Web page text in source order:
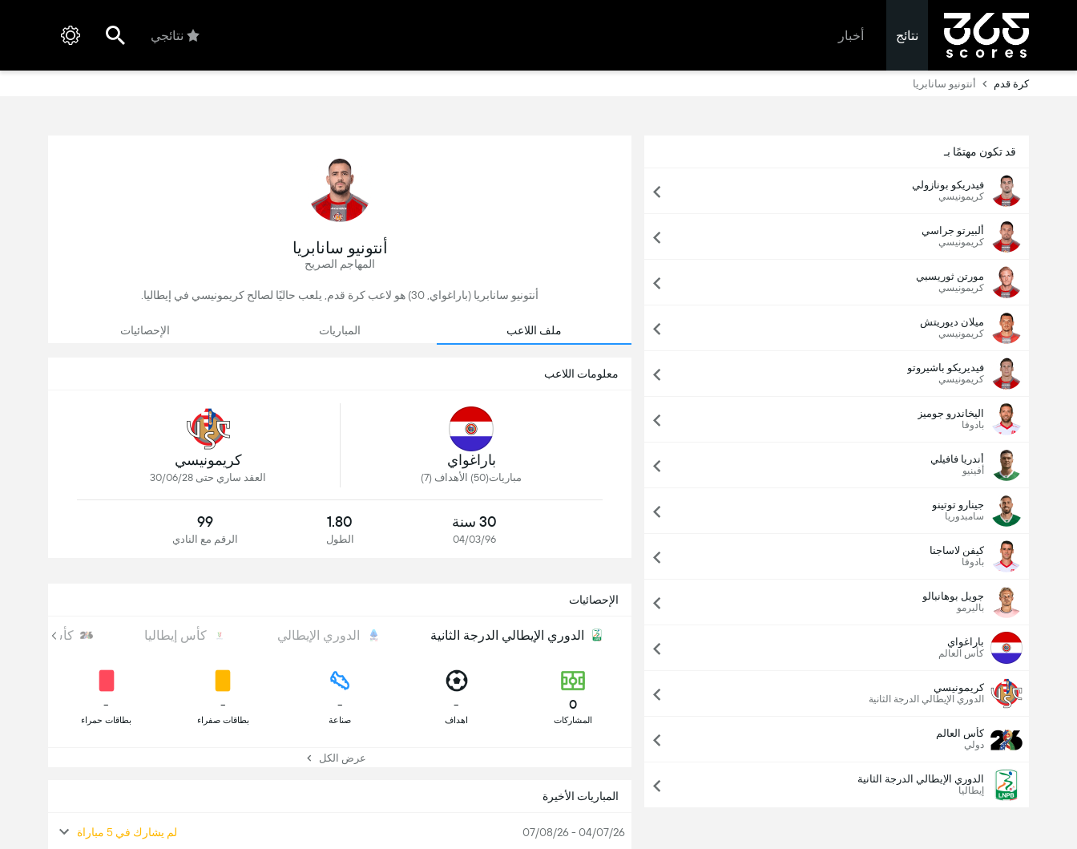
نتائج أخبار نتائجي
كرة قدم أنتونيو سانابريا
قد تكون مهتمًا بـ
فيدريكو بونازولي
كريمونيسي
ألبيرتو جراسي
كريمونيسي
مورتن ثوريسبي
كريمونيسي
ميلان ديوريتش
كريمونيسي
فيديريكو باشيروتو
كريمونيسي
اليخاندرو جوميز
بادوفا
أندريا فافيلي
أفينيو
جينارو توتينو
سامبدوريا
كيفن لاساجنا
بادوفا
جويل بوهانبالو
باليرمو
باراغواي
كأس العالم
كريمونيسي
الدوري الإيطالي الدرجة الثانية
كأس العالم
دولي
الدوري الإيطالي الدرجة الثانية
إيطاليا
أنتونيو سانابريا
المهاجم الصريح
أنتونيو سانابريا (باراغواي, 30) هو لاعب كرة قدم, يلعب حاليًا لصالح كريمونيسي في إيطاليا.
ملف اللاعب المباريات الإحصائيات
معلومات اللاعب
باراغواي
مباريات(50) الأهداف (7)
كريمونيسي
العقد ساري حتى 30/06/28
30 سنة
04/03/96
1.80
الطول
99
الرقم مع النادي
الإحصائيات
الدوري الإيطالي الدرجة الثانية الدوري الإيطالي كأس إيطاليا كأس العالم
0
المشاركات
-
اهداف
-
صناعة
-
بطاقات صفراء
-
بطاقات حمراء
عرض الكل
المباريات الأخيرة
04/07/26 - 07/08/26 لم يشارك في 5 مباراة